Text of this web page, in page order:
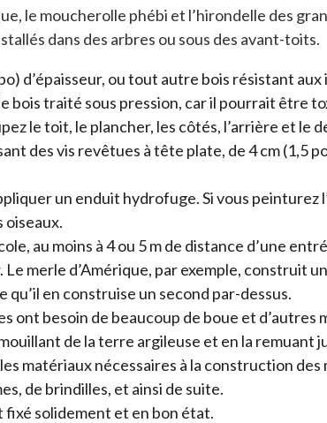
le moucherolle phébi et l’hirondelle des
dans des arbres ou sous des avant-toits.
d’épaisseur, ou tout autre bois résistant
bois traité sous pression, car il pourrait être
le toit, le plancher, les côtés, l’arrière et le
des vis revêtues à tête plate, de 4 cm (1,5
un enduit hydrofuge. Si vous peinturez
oiseaux.
au moins à 4 ou 5 m de distance d’une
merle d’Amérique, par exemple, construit
en construise un second par-dessus.
ont besoin de beaucoup de boue et
de la terre argileuse et en la
matériaux nécessaires à la construction
de brindilles, et ainsi de suite.
solidement et en bon état.